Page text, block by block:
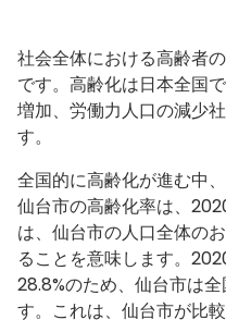
社会全体における高齢者
です。高齢化は日本全国
増加、労働力人口の減少
す。
全国的に高齢化が進む中
仙台市の高齢化率は、
は、仙台市の人口全体の
ることを意味します。
28.8%のため、仙台市は
す。これは、仙台市が比